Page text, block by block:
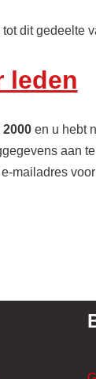
dit gedeelte
leden
en u hebt
aan
mailadres